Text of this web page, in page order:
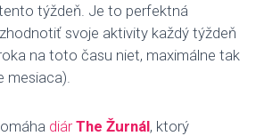
týždeň. Je to perfektná
svoje aktivity každý týždeň
na toto času niet, maximálne tak
mesiaca).
diár The Žurnál, ktorý